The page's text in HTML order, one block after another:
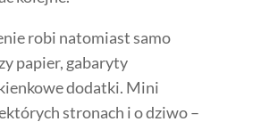
robi natomiast samo
papier, gabaryty
dodatki. Mini
stronach i o dziwo –